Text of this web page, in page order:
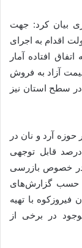
بیان کرد: جهت
اقدام به اجرای
افتاده آمار
آزاد به فروش
در سطح استان نیز
آرد و نان در
به گذشته درصد قابل توجهی
در خصوص بازرسی
حسب گزارش‌های
با تهیه
در برخی از